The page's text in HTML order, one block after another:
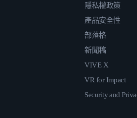
隱私權政策
產品安全性
部落格
新聞稿
VIVE X
VR for Impact
Security and